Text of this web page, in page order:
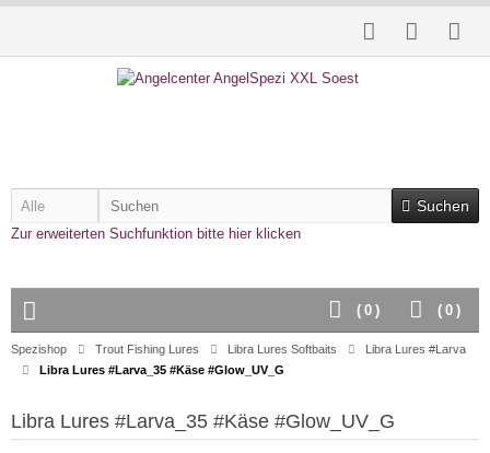
Suchen
Zur erweiterten Suchfunktion bitte hier klicken
( 0 )
( 0 )
Spezishop Trout Fishing Lures Libra Lures Softbaits
Libra Lures #Larva
Libra Lures #Larva_35 #Käse #Glow_UV_G
Libra Lures #Larva_35 #Käse #Glow_UV_G